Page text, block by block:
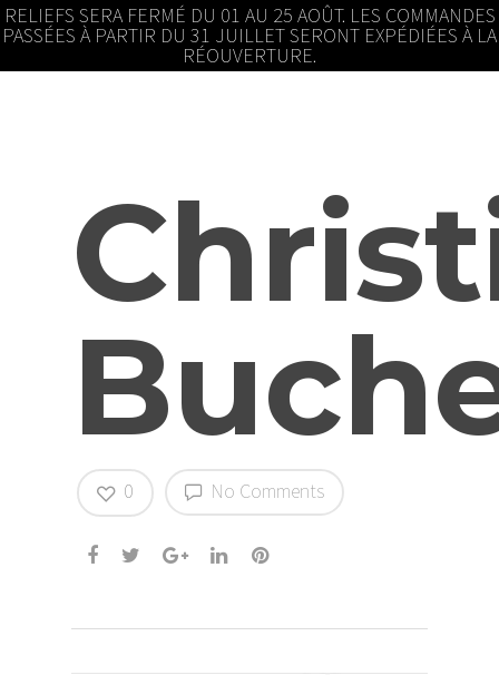
RELIEFS SERA FERMÉ DU 01 AU 25 AOÛT. LES COMMANDES
PASSÉES À PARTIR DU 31 JUILLET SERONT EXPÉDIÉES À LA
RÉOUVERTURE.
No Comments
0